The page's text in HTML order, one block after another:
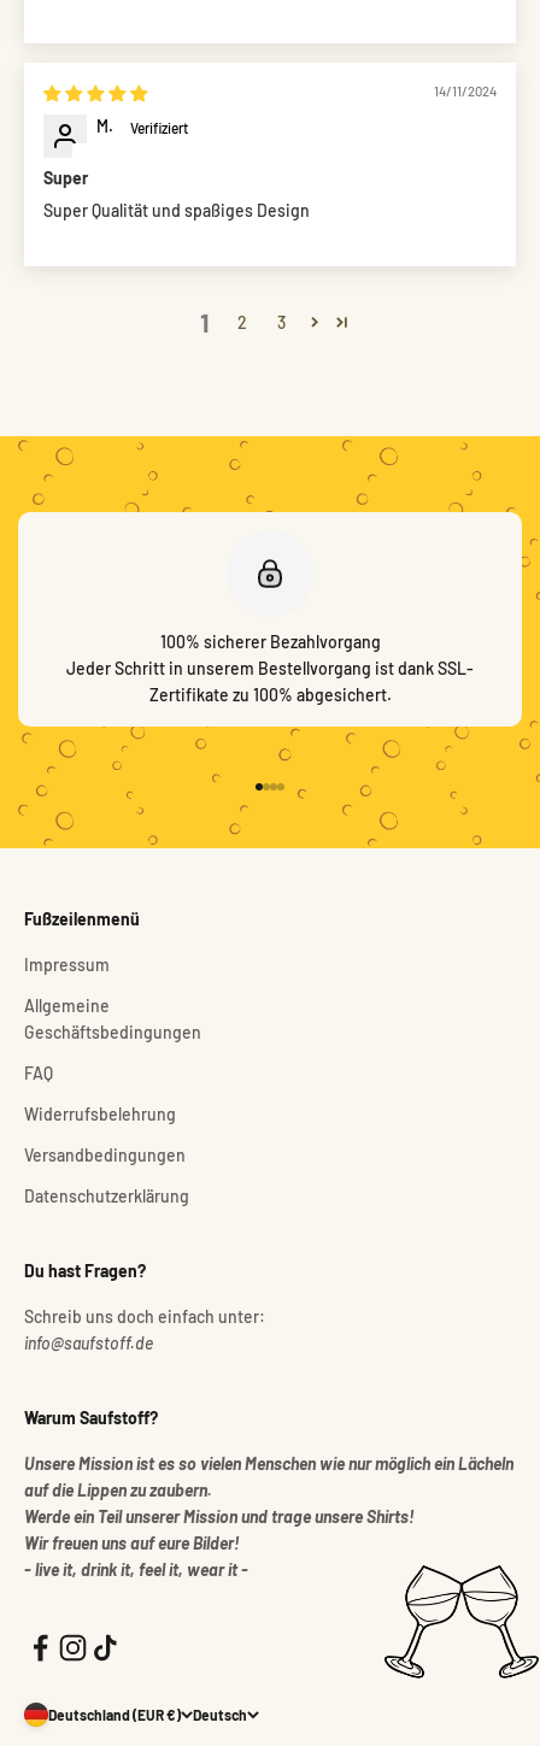
14/11/2024
M.
Super
Super Qualität und spaßiges Design
1 2 3
100% sicherer Bezahlvorgang
Jeder Schritt in unserem Bestellvorgang ist dank SSL-
Zertifikate zu 100% abgesichert.
Gehe zu Element 1
Gehe zu Element 2
Gehe zu Element 3
Gehe zu Element 4
Fußzeilenmenü
Impressum
Allgemeine
Geschäftsbedingungen
FAQ
Widerrufsbelehrung
Versandbedingungen
Datenschutzerklärung
Du hast Fragen?
Schreib uns doch einfach unter:
info@saufstoff.de
Warum Saufstoff?
Unsere Mission ist es so vielen Menschen wie nur möglich ein Lächeln
auf die Lippen zu zaubern.
Werde ein Teil unserer Mission und trage unsere Shirts!
Wir freuen uns auf eure Bilder!
- live it, drink it, feel it, wear it -
Deutschland (EUR €) Deutsch